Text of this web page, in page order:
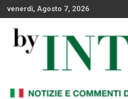
venerdì, Agosto 7, 2026